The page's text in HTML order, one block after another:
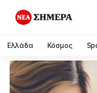
Ελλάδα Κόσμος